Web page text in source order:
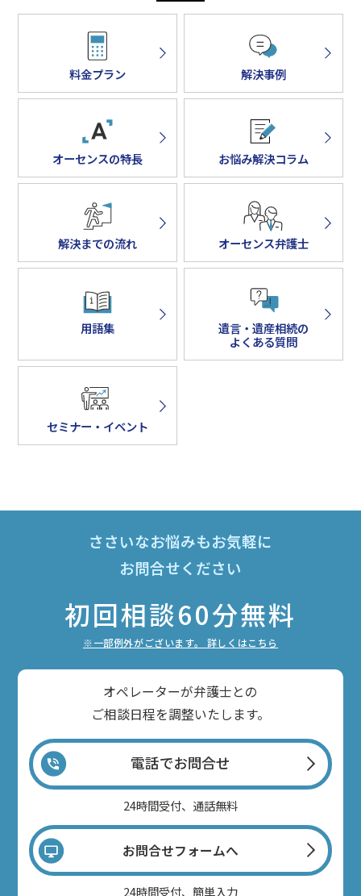
料金プラン 解決事例
オーセンスの特長 お悩み解決コラム
解決までの流れ オーセンス弁護士
用語集
遺言・遺産相続の
よくある質問
セミナー・イベント
ささいなお悩みもお気軽に
お問合せください
初回相談60分無料
※一部例外がございます。 詳しくはこちら
オペレーターが弁護士との
ご相談日程を調整いたします。
電話でお問合せ
24時間受付、通話無料
お問合せフォームへ
24時間受付、簡単入力